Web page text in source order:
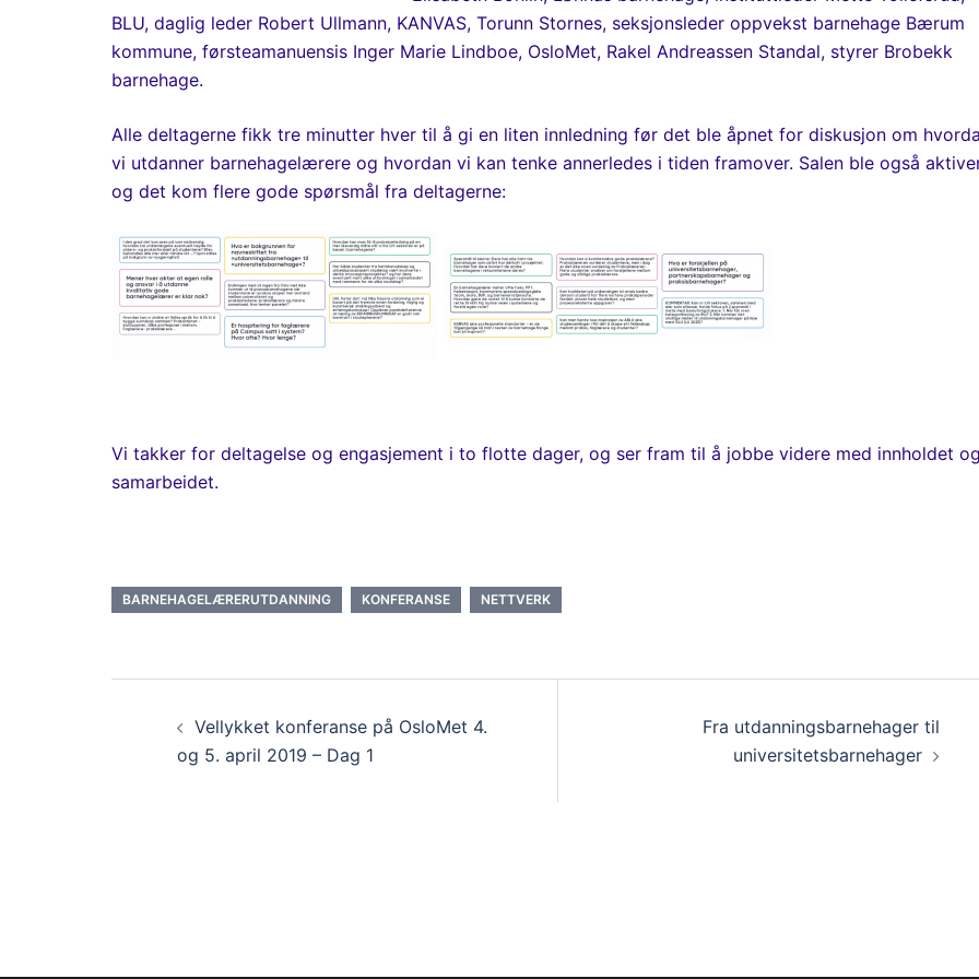
BLU, daglig leder Robert Ullmann, KANVAS, Torunn Stornes, seksjonsleder oppvekst barnehage Bærum
kommune, førsteamanuensis Inger Marie Lindboe, OsloMet, Rakel Andreassen Standal, styrer Brobekk
barnehage.
Alle deltagerne fikk tre minutter hver til å gi en liten innledning før det ble åpnet for diskusjon om
vi utdanner barnehagelærere og hvordan vi kan tenke annerledes i tiden framover. Salen ble også
og det kom flere gode spørsmål fra deltagerne:
Vi takker for deltagelse og engasjement i to flotte dager, og ser fram til å jobbe videre med innholdet og
samarbeidet.
BARNEHAGELÆRERUTDANNING KONFERANSE NETTVERK
Innleggsnavigasjon
Vellykket konferanse på OsloMet 4.
og 5. april 2019 – Dag 1
Fra utdanningsbarnehager til
universitetsbarnehager